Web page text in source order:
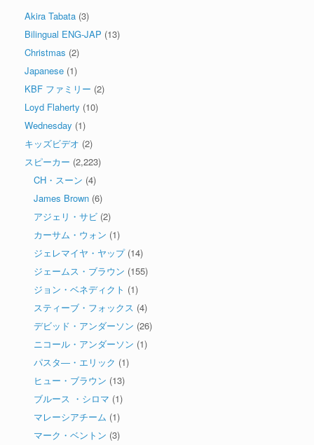
Akira Tabata (3)
Bilingual ENG-JAP (13)
Christmas (2)
Japanese (1)
KBF ファミリー (2)
Loyd Flaherty (10)
Wednesday (1)
キッズビデオ (2)
スピーカー (2,223)
CH・スーン (4)
James Brown (6)
アジェリ・サビ (2)
カーサム・ウォン (1)
ジェレマイヤ・ヤップ(14)
ジェームス・ブラウン (155)
ジョン・ベネディクト (1)
スティーブ・フォックス (4)
デビッド・アンダーソン (26)
ニコール・アンダーソン (1)
パスタ―・エリック (1)
ヒュー・ブラウン (13)
ブルース ・シロマ (1)
マレーシアチーム (1)
マーク・ベントン (3)